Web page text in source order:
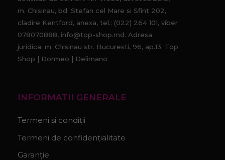
m. Chisinau, bd. Stefan cel Mare si Sfint 202,
cladire Kentford, anexa, tel.: (022) 264 101, viber
078070888, info@top-shop.md. Adresa
juridica: m. Chisinau str. Bucuresti, 96, ap.13. Top
Shop | Dormeo | Delimano
INFORMATII GENERALE
Termeni și condiții
Termeni de confidențialitate
Garanție